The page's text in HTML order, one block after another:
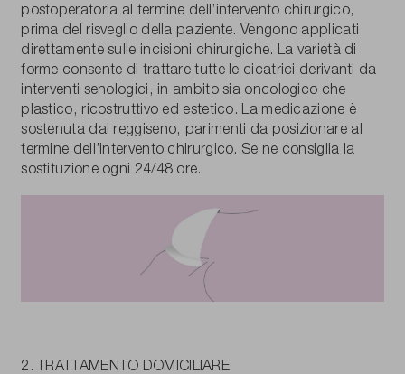
postoperatoria al termine dell’intervento chirurgico,
prima del risveglio della paziente. Vengono applicati
direttamente sulle incisioni chirurgiche. La varietà di
forme consente di trattare tutte le cicatrici derivanti da
interventi senologici, in ambito sia oncologico che
plastico, ricostruttivo ed estetico. La medicazione è
sostenuta dal reggiseno, parimenti da posizionare al
termine dell’intervento chirurgico. Se ne consiglia la
sostituzione ogni 24/48 ore.
2. TRATTAMENTO DOMICILIARE